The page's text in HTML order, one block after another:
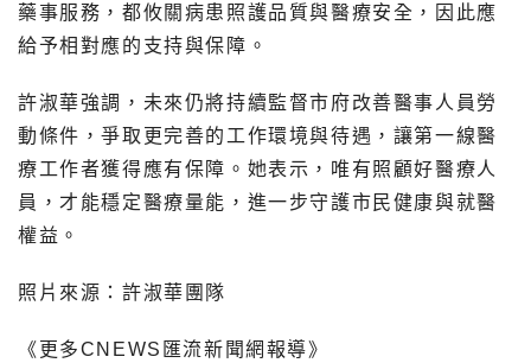
藥事服務，都攸關病患照護品質與醫療安全，因此應
給予相對應的支持與保障。
許淑華強調，未來仍將持續監督市府改善醫事人員勞
動條件，爭取更完善的工作環境與待遇，讓第一線醫
療工作者獲得應有保障。她表示，唯有照顧好醫療人
員，才能穩定醫療量能，進一步守護市民健康與就醫
權益。
照片來源：許淑華團隊
《更多CNEWS匯流新聞網報導》